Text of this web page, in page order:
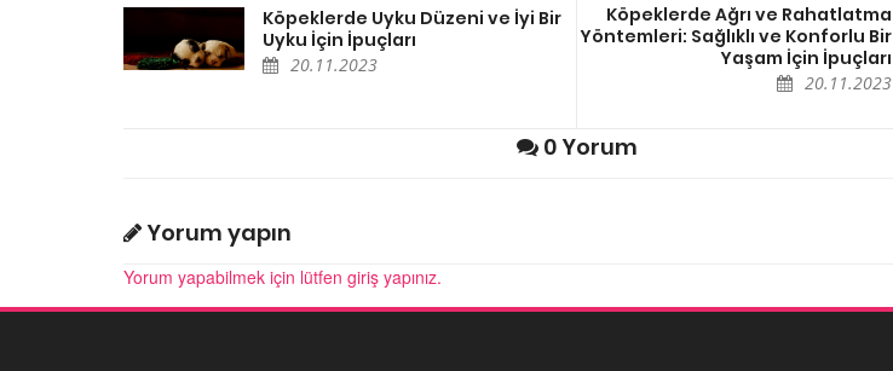
Köpeklerde Uyku Düzeni ve İyi Bir
Uyku İçin İpuçları
20.11.2023
Köpeklerde Ağrı ve Rahatlatma
Yöntemleri: Sağlıklı ve Konforlu Bir
Yaşam İçin İpuçları
20.11.2023
0 Yorum
Yorum yapın
Yorum yapabilmek için lütfen giriş yapınız.